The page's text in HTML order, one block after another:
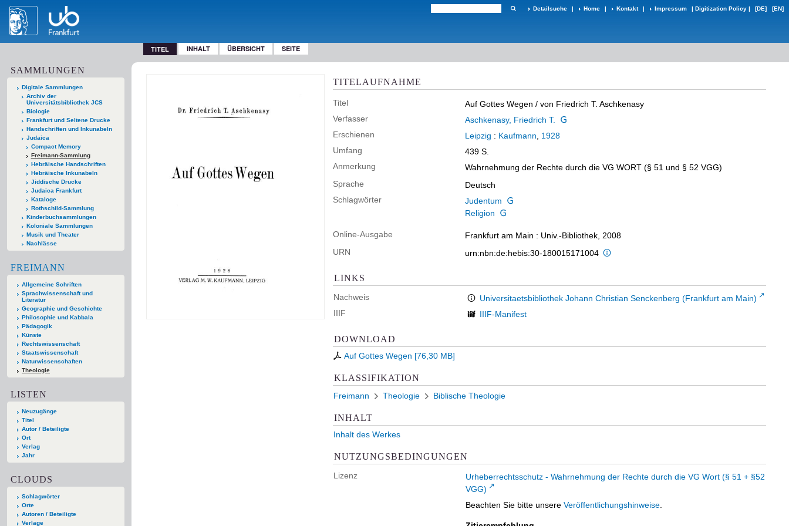
Detailsuche | Home | Kontakt | Impressum | Digitization Policy | [DE] [EN]
TITEL INHALT ÜBERSICHT SEITE
SAMMLUNGEN
Digitale Sammlungen
Archiv der
Universitätsbibliothek JCS
Biologie
Frankfurt und Seltene Drucke
Handschriften und Inkunabeln
Judaica
Compact Memory
Freimann-Sammlung
Hebräische Handschriften
Hebräische Inkunabeln
Jiddische Drucke
Judaica Frankfurt
Kataloge
Rothschild-Sammlung
Kinderbuchsammlungen
Koloniale Sammlungen
Musik und Theater
Nachlässe
FREIMANN
Allgemeine Schriften
Sprachwissenschaft und
Literatur
Geographie und Geschichte
Philosophie und Kabbala
Pädagogik
Künste
Rechtswissenschaft
Staatswissenschaft
Naturwissenschaften
Theologie
LISTEN
Neuzugänge
Titel
Autor / Beteiligte
Ort
Verlag
Jahr
CLOUDS
Schlagwörter
Orte
Autoren / Beteiligte
Verlage
TITELAUFNAHME
Titel Auf Gottes Wegen / von Friedrich T. Aschkenasy
Verfasser
Aschkenasy, Friedrich T.
Erschienen
Leipzig : Kaufmann
1928
Umfang
439 S.
Anmerkung
Wahrnehmung der Rechte durch die VG WORT (§ 51 und § 52 VGG)
Sprache
Deutsch
Schlagwörter
Judentum
Religion
Online-Ausgabe
Frankfurt am Main : Univ.-Bibliothek, 2008
URN
urn:nbn:de:hebis:30-180015171004
LINKS
Nachweis
Universitaetsbibliothek Johann Christian Senckenberg (Frankfurt am Main)
IIIF
IIIF-Manifest
DOWNLOAD
Auf Gottes Wegen [76,30 MB]
KLASSIFIKATION
Freimann Theologie Biblische Theologie
INHALT
Inhalt des Werkes
NUTZUNGSBEDINGUNGEN
Lizenz
Urheberrechtsschutz - Wahrnehmung der Rechte durch die VG Wort (§ 51 + §52
VGG)
Beachten Sie bitte unsere Veröffentlichungshinweise